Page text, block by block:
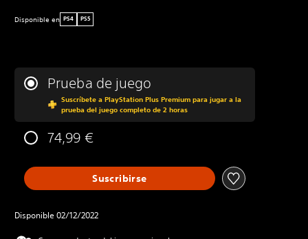
Disponible en PS4 PS5
Prueba de juego
Suscríbete a PlayStation Plus Premium para jugar a la
prueba del juego completo de 2 horas
74,99 €
Suscribirse
Disponible 02/12/2022